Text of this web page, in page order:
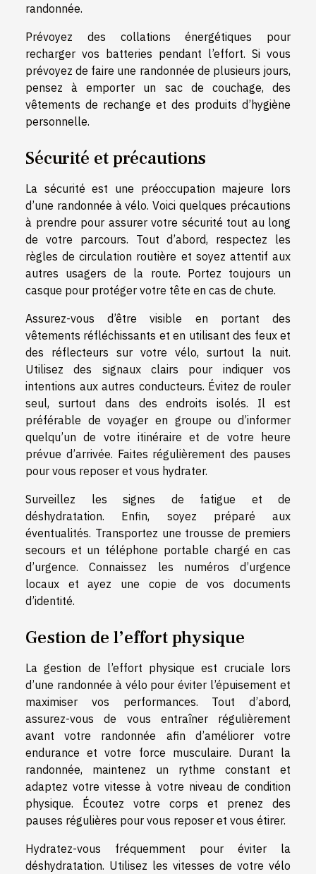
randonnée.
Prévoyez des collations énergétiques pour
recharger vos batteries pendant l’effort. Si vous
prévoyez de faire une randonnée de plusieurs jours,
pensez à emporter un sac de couchage, des
vêtements de rechange et des produits d’hygiène
personnelle.
Sécurité et précautions
La sécurité est une préoccupation majeure lors
d’une randonnée à vélo. Voici quelques précautions
à prendre pour assurer votre sécurité tout au long
de votre parcours. Tout d’abord, respectez les
règles de circulation routière et soyez attentif aux
autres usagers de la route. Portez toujours un
casque pour protéger votre tête en cas de chute.
Assurez-vous d’être visible en portant des
vêtements réfléchissants et en utilisant des feux et
des réflecteurs sur votre vélo, surtout la nuit.
Utilisez des signaux clairs pour indiquer vos
intentions aux autres conducteurs. Évitez de rouler
seul, surtout dans des endroits isolés. Il est
préférable de voyager en groupe ou d’informer
quelqu’un de votre itinéraire et de votre heure
prévue d’arrivée. Faites régulièrement des pauses
pour vous reposer et vous hydrater.
Surveillez les signes de fatigue et de
déshydratation. Enfin, soyez préparé aux
éventualités. Transportez une trousse de premiers
secours et un téléphone portable chargé en cas
d’urgence. Connaissez les numéros d’urgence
locaux et ayez une copie de vos documents
d’identité.
Gestion de l’effort physique
La gestion de l’effort physique est cruciale lors
d’une randonnée à vélo pour éviter l’épuisement et
maximiser vos performances. Tout d’abord,
assurez-vous de vous entraîner régulièrement
avant votre randonnée afin d’améliorer votre
endurance et votre force musculaire. Durant la
randonnée, maintenez un rythme constant et
adaptez votre vitesse à votre niveau de condition
physique. Écoutez votre corps et prenez des
pauses régulières pour vous reposer et vous étirer.
Hydratez-vous fréquemment pour éviter la
déshydratation. Utilisez les vitesses de votre vélo